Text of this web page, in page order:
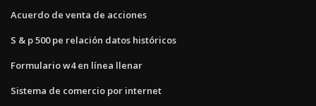
Acuerdo de venta de acciones
S & p 500 pe relación datos históricos
Formulario w4 en línea llenar
Sistema de comercio por internet